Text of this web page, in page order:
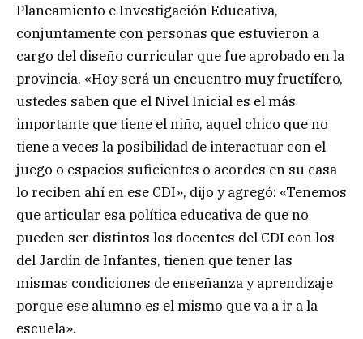
Planeamiento e Investigación Educativa,
conjuntamente con personas que estuvieron a
cargo del diseño curricular que fue aprobado en la
provincia. «Hoy será un encuentro muy fructífero,
ustedes saben que el Nivel Inicial es el más
importante que tiene el niño, aquel chico que no
tiene a veces la posibilidad de interactuar con el
juego o espacios suficientes o acordes en su casa
lo reciben ahí en ese CDI», dijo y agregó: «Tenemos
que articular esa política educativa de que no
pueden ser distintos los docentes del CDI con los
del Jardín de Infantes, tienen que tener las
mismas condiciones de enseñanza y aprendizaje
porque ese alumno es el mismo que va a ir a la
escuela».